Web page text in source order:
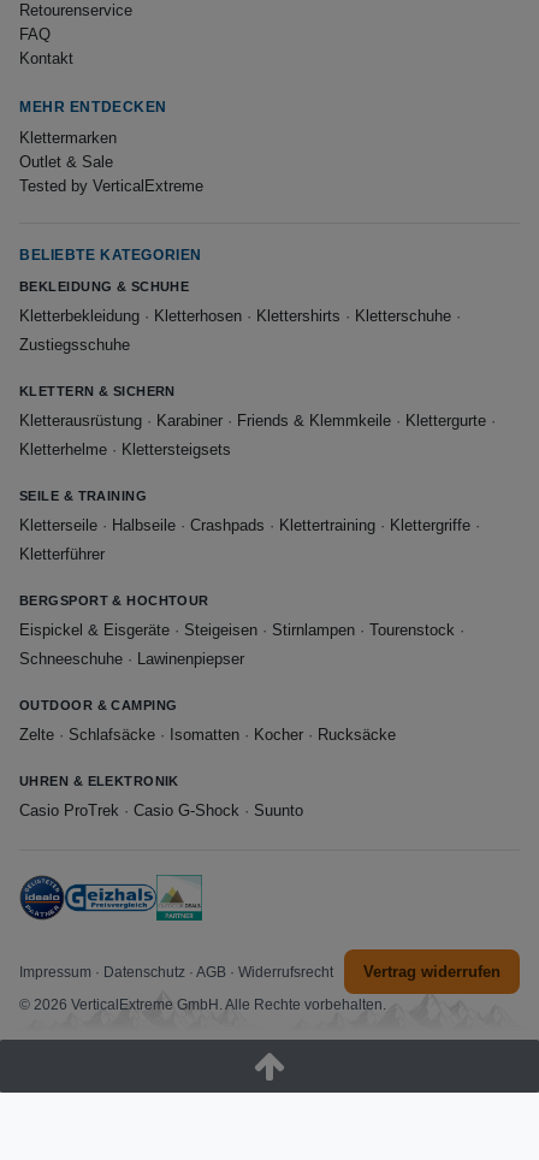
Retourenservice
FAQ
Kontakt
MEHR ENTDECKEN
Klettermarken
Outlet & Sale
Tested by VerticalExtreme
BELIEBTE KATEGORIEN
BEKLEIDUNG & SCHUHE
Kletterbekleidung · Kletterhosen · Klettershirts · Kletterschuhe ·
Zustiegsschuhe
KLETTERN & SICHERN
Kletterausrüstung · Karabiner · Friends & Klemmkeile · Klettergurte ·
Kletterhelme · Klettersteigsets
SEILE & TRAINING
Kletterseile · Halbseile · Crashpads · Klettertraining · Klettergriffe ·
Kletterführer
BERGSPORT & HOCHTOUR
Eispickel & Eisgeräte · Steigeisen · Stirnlampen · Tourenstock ·
Schneeschuhe · Lawinenpiepser
OUTDOOR & CAMPING
Zelte · Schlafsäcke · Isomatten · Kocher · Rucksäcke
UHREN & ELEKTRONIK
Casio ProTrek · Casio G-Shock · Suunto
Impressum · Datenschutz · AGB · Widerrufsrecht Vertrag widerrufen
© 2026 VerticalExtreme GmbH. Alle Rechte vorbehalten.